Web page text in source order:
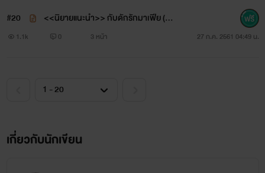
หัวใจของฌอห์ณคือเธอ
ตัดสินใจแล้ว ไม่ว่าอย่างไร ทินวุฒิจะต้องปลอดภัย ทินวุฒิไม่ควร
#20
<<นิยายแนะนำ>> กับดักรักมาเฟีย (มี
E-Book โหลดได้ทั้งแบบ Android & Ap
1.1k 0 3 หน้า 27 ก.ค. 2561 04:49 น.
เกี่ยวกับนักเขียน